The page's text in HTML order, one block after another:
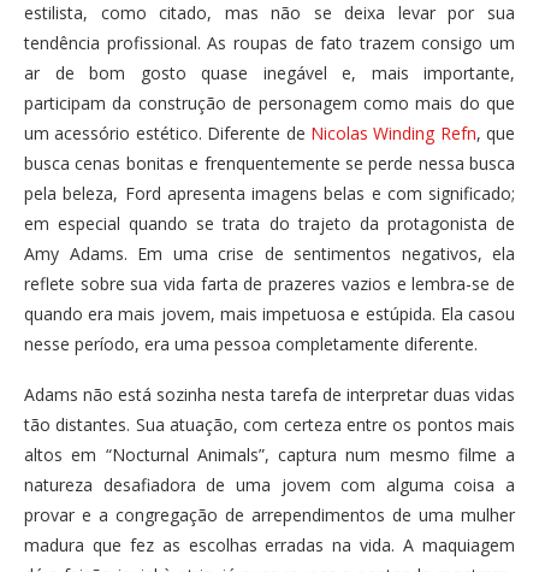
estilista, como citado, mas não se deixa levar por sua
tendência profissional. As roupas de fato trazem consigo um
ar de bom gosto quase inegável e, mais importante,
participam da construção de personagem como mais do que
um acessório estético. Diferente de Nicolas Winding Refn, que
busca cenas bonitas e frenquentemente se perde nessa busca
pela beleza, Ford apresenta imagens belas e com significado;
em especial quando se trata do trajeto da protagonista de
Amy Adams. Em uma crise de sentimentos negativos, ela
reflete sobre sua vida farta de prazeres vazios e lembra-se de
quando era mais jovem, mais impetuosa e estúpida. Ela casou
nesse período, era uma pessoa completamente diferente.
Adams não está sozinha nesta tarefa de interpretar duas vidas
tão distantes. Sua atuação, com certeza entre os pontos mais
altos em “Nocturnal Animals”, captura num mesmo filme a
natureza desafiadora de uma jovem com alguma coisa a
provar e a congregação de arrependimentos de uma mulher
madura que fez as escolhas erradas na vida. A maquiagem